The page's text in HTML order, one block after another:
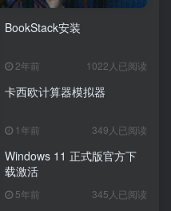
BookStack安装
2年前 1022人已阅读
卡西欧计算器模拟器
1年前 349人已阅读
Windows 11 正式版官方下
载激活
5年前 345人已阅读